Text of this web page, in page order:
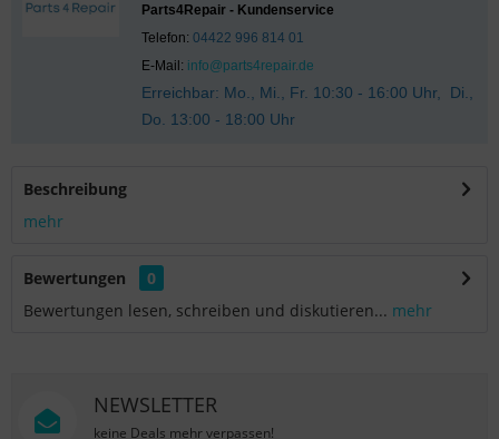
Parts4Repair - Kundenservice
Telefon: 04422 996 814 01
E-Mail: info@parts4repair.de
Erreichbar: Mo., Mi., Fr. 10:30 - 16:00 Uhr, Di.,
Do. 13:00 - 18:00 Uhr
Beschreibung
mehr
Bewertungen
0
Bewertungen lesen, schreiben und diskutieren... mehr
NEWSLETTER
keine Deals mehr verpassen!